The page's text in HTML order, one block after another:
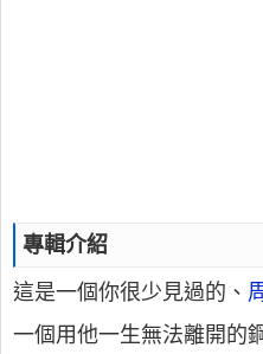
專輯介紹
這是一個你很少見過的、
一個用他一生無法離開的